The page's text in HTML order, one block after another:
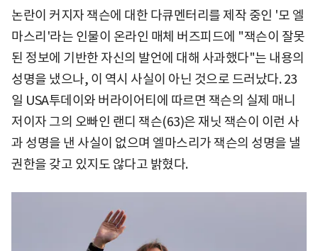
논란이 커지자 잭슨에 대한 다큐멘터리를 제작 중인 '모 엘
마스리'라는 인물이 온라인 매체 버즈피드에 "잭슨이 잘못
된 정보에 기반한 자신의 발언에 대해 사과했다"는 내용의
성명을 냈으나, 이 역시 사실이 아닌 것으로 드러났다. 23
일 USA투데이와 버라이어티에 따르면 잭슨의 실제 매니
저이자 그의 오빠인 랜디 잭슨(63)은 재닛 잭슨이 이런 사
과 성명을 낸 사실이 없으며 엘마스리가 잭슨의 성명을 낼
권한을 갖고 있지도 않다고 밝혔다.